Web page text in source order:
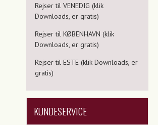
Rejser til VENEDIG (klik
Downloads, er gratis)
Rejser til KØBENHAVN (klik
Downloads, er gratis)
Rejser til ESTE (klik Downloads, er
gratis)
KUNDESERVICE